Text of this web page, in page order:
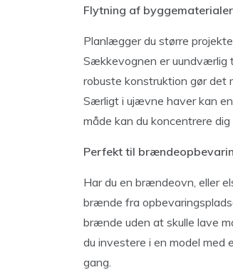
Flytning af byggematerialer
Planlægger du større
Sækkevognen er uundværlig
robuste konstruktion gør det
Særligt i ujævne haver kan
måde kan du koncentrere
Perfekt til
Har du en brændeovn, eller
brænde fra
brænde uden at skulle lave
du investere i en model
gang.